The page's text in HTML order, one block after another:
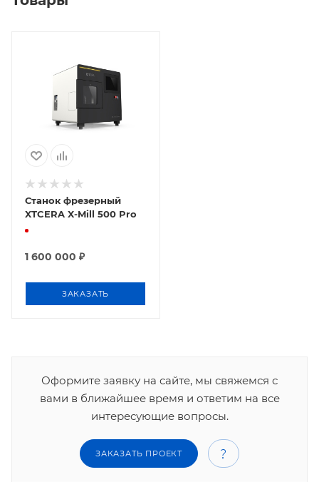
Станок фрезерный
XTCERA X-Mill 500 Pro
1 600 000 ₽
ЗАКАЗАТЬ
Оформите заявку на сайте, мы свяжемся с
вами в ближайшее время и ответим на все
интересующие вопросы.
ЗАКАЗАТЬ ПРОЕКТ